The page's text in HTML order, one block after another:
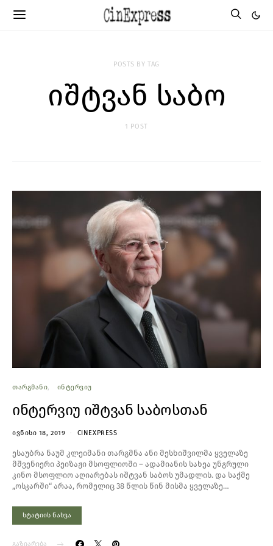
POSTS BY TAG
იშტვან საბო
1 POST
ᲗᲐᲠᲒᲛᲐᲜᲘ ᲘᲜᲢᲔᲠᲕᲘᲣ
ინტერვიუ იშტვან საბოსთან
ᲘᲕᲜᲘᲡᲘ 18, 2019 CINEXPRESS
ესაუბრა ნაუმ კლეიმანი თარგმნა ანი მესხიშვილმა ყველაზე
მშვენიერი პეიზაჟი მსოფლიოში – ადამიანის სახეა უნგრული
კინო მსოფლიო აღიარებას იშტვან საბოს უმადლის. და საქმე
„ოსკარში“ არაა, რომელიც 38 წლის წინ მისმა ყველაზე…
სტატიის ნახვა
გაზიარება